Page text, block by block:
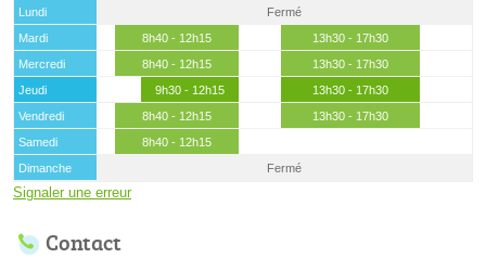
Lundi
Fermé
Mardi
8h40 - 12h15
13h30 - 17h30
Mercredi
8h40 - 12h15
13h30 - 17h30
Jeudi
9h30 - 12h15
13h30 - 17h30
Vendredi
8h40 - 12h15
13h30 - 17h30
Samedi
8h40 - 12h15
Dimanche
Fermé
Signaler une erreur
Contact